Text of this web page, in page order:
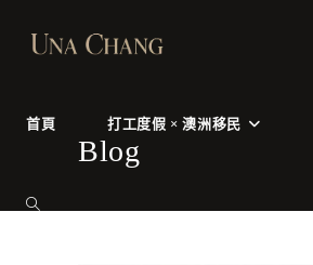
首頁 打工度假 × 澳洲移民
TOGGLE
Blog